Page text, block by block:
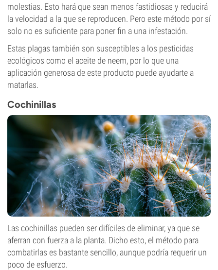
molestias. Esto hará que sean menos fastidiosas y reducirá
la velocidad a la que se reproducen. Pero este método por sí
solo no es suficiente para poner fin a una infestación.
Estas plagas también son susceptibles a los pesticidas
ecológicos como el aceite de neem, por lo que una
aplicación generosa de este producto puede ayudarte a
matarlas.
Cochinillas
Las cochinillas pueden ser difíciles de eliminar, ya que se
aferran con fuerza a la planta. Dicho esto, el método para
combatirlas es bastante sencillo, aunque podría requerir un
poco de esfuerzo.